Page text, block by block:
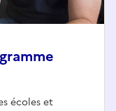
écoles et